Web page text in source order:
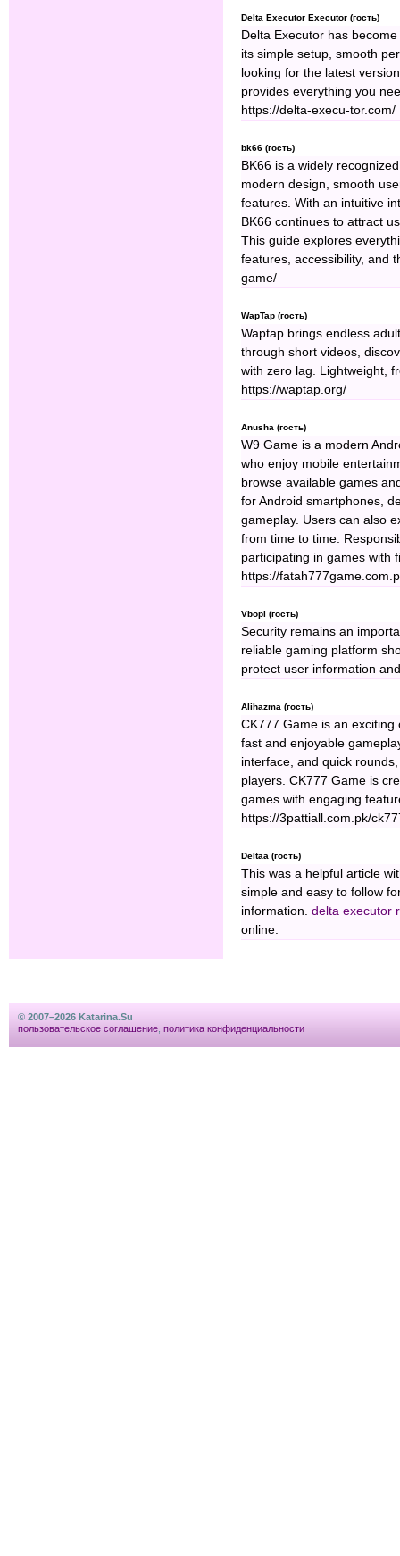
Delta Executor Executor (гость)
Delta Executor has
its simple setup, smooth
looking for the latest
provides everything you
https://delta-execu-tor.com/
bk66 (гость)
BK66 is a widely
modern design, smooth
features. With an intuitive
BK66 continues to attract
This guide explores
features, accessibility, and
game/
WapTap (гость)
Waptap brings endless
through short videos,
with zero lag. Lightweight,
https://waptap.org/
Anusha (гость)
W9 Game is a modern
who enjoy mobile
browse available games
for Android smartphones,
gameplay. Users can also
from time to time.
participating in games with
https://
Vbopl (гость)
Security remains an
reliable gaming platform
protect user information
Alihazma (гость)
CK777 Game is an
fast and enjoyable
interface, and quick
players. CK777 Game is
games with engaging
https://3pattiall.com.pk/
Deltaa (гость)
This was a helpful article
simple and easy to follow
information. delta executor
online.
© 2007–2026 Katarina.Su
пользовательское соглашение политика конфиденциальности